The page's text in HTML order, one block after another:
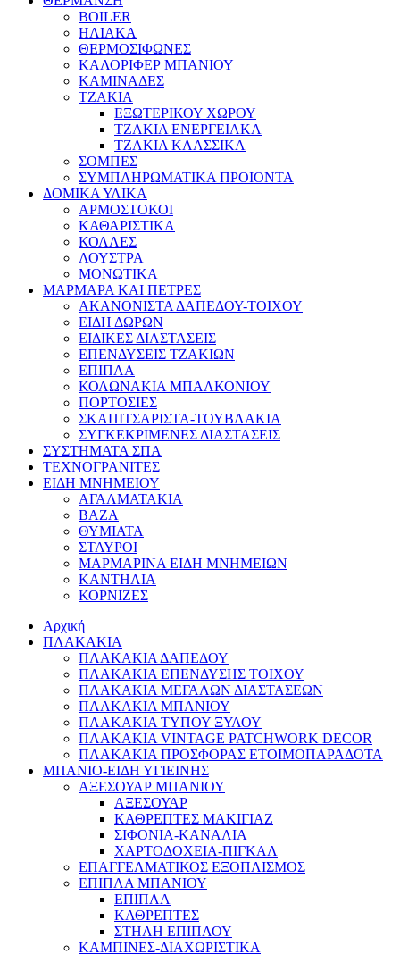
BOILER
ΗΛΙΑΚΑ
ΘΕΡΜΟΣΙΦΩΝΕΣ
ΚΑΛΟΡΙΦΕΡ ΜΠΑΝΙΟΥ
ΚΑΜΙΝΑΔΕΣ
ΤΖΑΚΙΑ
ΕΞΩΤΕΡΙΚΟΥ ΧΩΡΟΥ
ΤΖΑΚΙΑ ΕΝΕΡΓΕΙΑΚΑ
ΤΖΑΚΙΑ ΚΛΑΣΣΙΚΑ
ΣΟΜΠΕΣ
ΣΥΜΠΛΗΡΩΜΑΤΙΚΑ ΠΡΟΙΟΝΤΑ
ΔΟΜΙΚΑ ΥΛΙΚΑ
ΑΡΜΟΣΤΟΚΟΙ
ΚΑΘΑΡΙΣΤΙΚΑ
ΚΟΛΛΕΣ
ΛΟΥΣΤΡΑ
ΜΟΝΩΤΙΚΑ
ΜΑΡΜΑΡΑ ΚΑΙ ΠΕΤΡΕΣ
ΑΚΑΝΟΝΙΣΤΑ ΔΑΠΕΔΟΥ-ΤΟΙΧΟΥ
ΕΙΔΗ ΔΩΡΩΝ
ΕΙΔΙΚΕΣ ΔΙΑΣΤΑΣΕΙΣ
ΕΠΕΝΔΥΣΕΙΣ ΤΖΑΚΙΩΝ
ΕΠΙΠΛΑ
ΚΟΛΩΝΑΚΙΑ ΜΠΑΛΚΟΝΙΟΥ
ΠΟΡΤΟΣΙΕΣ
ΣΚΑΠΙΤΣΑΡΙΣΤΑ-ΤΟΥΒΛΑΚΙΑ
ΣΥΓΚΕΚΡΙΜΕΝΕΣ ΔΙΑΣΤΑΣΕΙΣ
ΣΥΣΤΗΜΑΤΑ ΣΠΑ
ΤΕΧΝΟΓΡΑΝΙΤΕΣ
ΕΙΔΗ ΜΝΗΜΕΙΟΥ
ΑΓΑΛΜΑΤΑΚΙΑ
ΒΑΖΑ
ΘΥΜΙΑΤΑ
ΣΤΑΥΡΟΙ
ΜΑΡΜΑΡΙΝΑ ΕΙΔΗ ΜΝΗΜΕΙΩΝ
ΚΑΝΤΗΛΙΑ
ΚΟΡΝΙΖΕΣ
Αρχική
ΠΛΑΚΑΚΙΑ
ΠΛΑΚΑΚΙΑ ΔΑΠΕΔΟΥ
ΠΛΑΚΑΚΙΑ ΕΠΕΝΔΥΣΗΣ ΤΟΙΧΟΥ
ΠΛΑΚΑΚΙΑ ΜΕΓΑΛΩΝ ΔΙΑΣΤΑΣΕΩΝ
ΠΛΑΚΑΚΙΑ ΜΠΑΝΙΟΥ
ΠΛΑΚΑΚΙΑ ΤΥΠΟΥ ΞΥΛΟΥ
ΠΛΑΚΑΚΙΑ VINTAGE PATCHWORK DECOR
ΠΛΑΚΑΚΙΑ ΠΡΟΣΦΟΡΑΣ ΕΤΟΙΜΟΠΑΡΑΔΟΤΑ
ΜΠΑΝΙΟ-ΕΙΔΗ ΥΓΙΕΙΝΗΣ
ΑΞΕΣΟΥΑΡ ΜΠΑΝΙΟΥ
ΑΞΕΣΟΥΑΡ
ΚΑΘΡΕΠΤΕΣ ΜΑΚΙΓΙΑΖ
ΣΙΦΟΝΙΑ-ΚΑΝΑΛΙΑ
ΧΑΡΤΟΔΟΧΕΙΑ-ΠΙΓΚΑΛ
ΕΠΑΓΓΕΛΜΑΤΙΚΟΣ ΕΞΟΠΛΙΣΜΟΣ
ΕΠΙΠΛΑ ΜΠΑΝΙΟΥ
ΕΠΙΠΛΑ
ΚΑΘΡΕΠΤΕΣ
ΣΤΗΛΗ ΕΠΙΠΛΟΥ
ΚΑΜΠΙΝΕΣ-ΔΙΑΧΩΡΙΣΤΙΚΑ